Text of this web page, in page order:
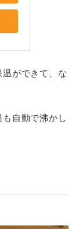
ができて、な
自動で沸かし